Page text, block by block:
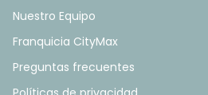
Nuestro Equipo
Franquicia CityMax
Preguntas frecuentes